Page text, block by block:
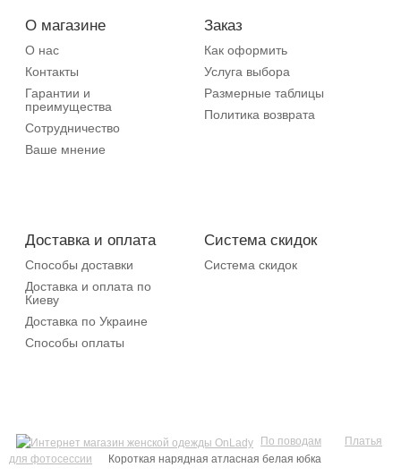
О магазине
О нас
Контакты
Гарантии и
преимущества
Сотрудничество
Ваше мнение
Заказ
Как оформить
Услуга выбора
Размерные таблицы
Политика возврата
Доставка и оплата
Способы доставки
Доставка и оплата по
Киеву
Доставка по Украине
Способы оплаты
Система скидок
Система скидок
По поводам
Платья
для фотосессии
Короткая нарядная атласная белая юбка